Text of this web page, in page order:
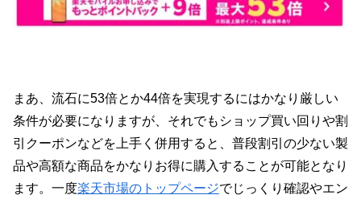
まあ、流石に53倍とか44倍を実現するにはかなり厳しい
条件が必要になりますが、それでもショップ買い回りや割
引クーポンなどを上手く併用すると、普段割引の少ない製
品や高額な商品をかなりお得に購入することが可能となり
ます。一度楽天市場のトップページでじっくり確認やエン